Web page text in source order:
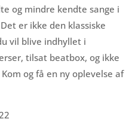
og mindre kendte sange i
er ikke den klassiske
vil blive indhyllet i
tilsat beatbox, og ikke
og få en ny oplevelse af